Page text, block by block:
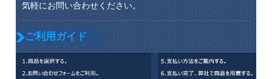
気軽にお問い合わせください。
ご利用ガイド